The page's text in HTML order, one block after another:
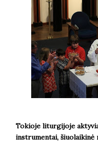
Tokioje liturgijoje
instrumentai, šiuolaikinė